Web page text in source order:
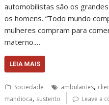
automobilistas são os
os homens. “Todo mundo
mulheres compram para
materno.…
LEIA MAIS
Sociedade ambulantes,
mandioca, sustento Leave a